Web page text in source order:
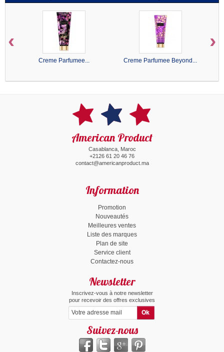
Creme Parfumee... Creme Parfumee Beyond...
‹ ›
American Product
Casablanca, Maroc
+2126 61 20 46 76
contact@americanproduct.ma
Information
Promotion
Nouveautés
Meilleures ventes
Liste des marques
Plan de site
Service client
Contactez-nous
Newsletter
Inscrivez-vous à notre newsletter
pour recevoir des offres exclusives
Suivez-nous